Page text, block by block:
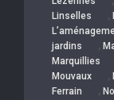
Linselles ,
jardins
,
Marquillies
Mouvaux ,
Ferrain
,